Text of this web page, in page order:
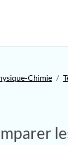
Chimie